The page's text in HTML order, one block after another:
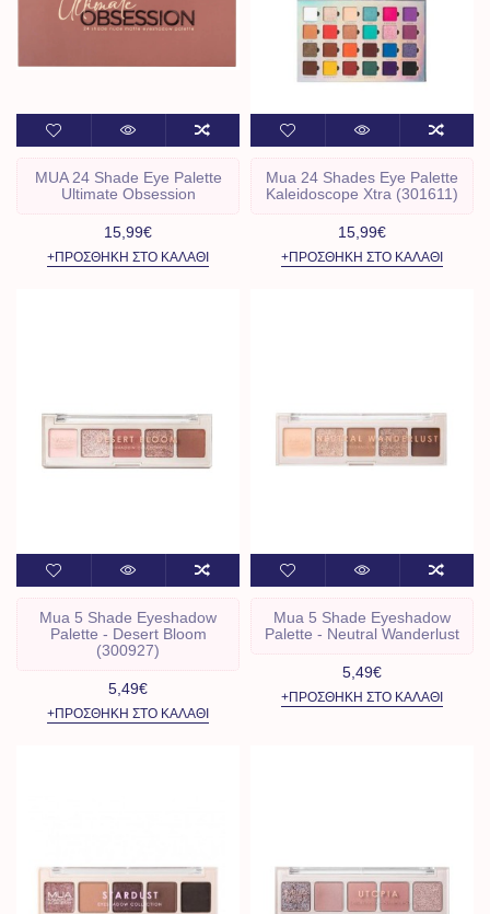
MUA 24 Shade Eye Palette
Ultimate Obsession
15,99€
+ΠΡΟΣΘΉΚΗ ΣΤΟ ΚΑΛΆΘΙ
Mua 24 Shades Eye Palette
Kaleidoscope Xtra (301611)
15,99€
+ΠΡΟΣΘΉΚΗ ΣΤΟ ΚΑΛΆΘΙ
Mua 5 Shade Eyeshadow
Palette - Desert Bloom
(300927)
5,49€
+ΠΡΟΣΘΉΚΗ ΣΤΟ ΚΑΛΆΘΙ
Mua 5 Shade Eyeshadow
Palette - Neutral Wanderlust
5,49€
+ΠΡΟΣΘΉΚΗ ΣΤΟ ΚΑΛΆΘΙ